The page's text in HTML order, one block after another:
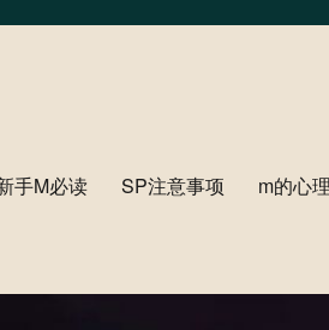
手M必读 SP注意事项 m的心理